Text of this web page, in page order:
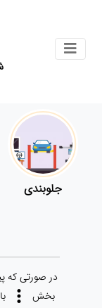
قوانین
سایت
ارتباط
جلوبندی
در صورتی که
بخش